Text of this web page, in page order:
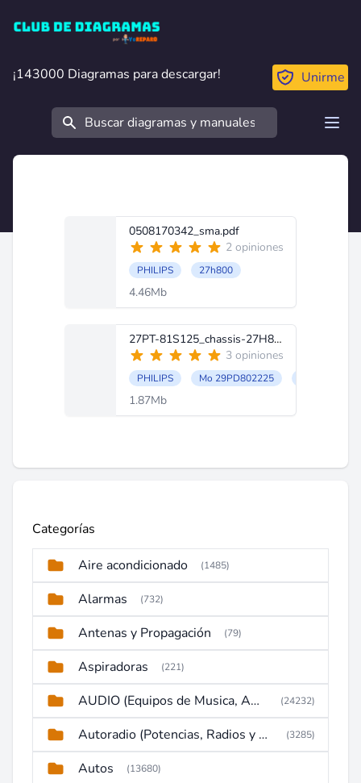
Club de Diagramas
¡143000 Diagramas para descargar!
¡143000 Diagramas para descargar! Unirme
Buscar
0508170342_sma.pdf
2 opiniones
PHILIPS 27h800
4.46Mb
27PT-81S125_chassis-27H800-7592.pdf
3 opiniones
PHILIPS Mo 29PD802225
1.87Mb
Categorías
Aire acondicionado (1485)
Alarmas (732)
Antenas y Propagación (79)
Aspiradoras (221)
AUDIO (Equipos de Musica, Amplificadores, Reproductores, Etc) (24232)
Autoradio (Potencias, Radios y DVD) (3285)
Autos (13680)